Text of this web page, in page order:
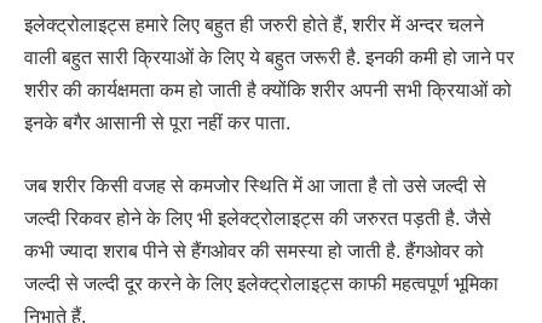
इलेक्ट्रोलाइट्स हमारे लिए बहुत ही जरुरी होते हैं, शरीर में अन्दर चलने
वाली बहुत सारी क्रियाओं के लिए ये बहुत जरूरी है. इनकी कमी हो जाने पर
शरीर की कार्यक्षमता कम हो जाती है क्योंकि शरीर अपनी सभी क्रियाओं को
इनके बगैर आसानी से पूरा नहीं कर पाता.
जब शरीर किसी वजह से कमजोर स्थिति में आ जाता है तो उसे जल्दी से
जल्दी रिकवर होने के लिए भी इलेक्ट्रोलाइट्स की जरुरत पड़ती है. जैसे
कभी ज्यादा शराब पीने से हैंगओवर की समस्या हो जाती है. हैंगओवर को
जल्दी से जल्दी दूर करने के लिए इलेक्ट्रोलाइट्स काफी महत्वपूर्ण भूमिका
निभाते हैं.